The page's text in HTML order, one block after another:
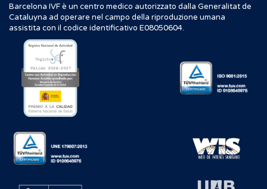
Barcelona IVF è un centro medico autorizzato dalla Generalitat de
Cataluyna ad operare nel campo della riproduzione umana
assistita con il codice identificativo E08050604.